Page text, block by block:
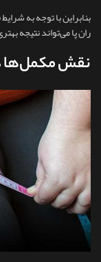
بنابراین با توجه به
ران پا می‌تواند نتیجه
نقش مکمل‌ها